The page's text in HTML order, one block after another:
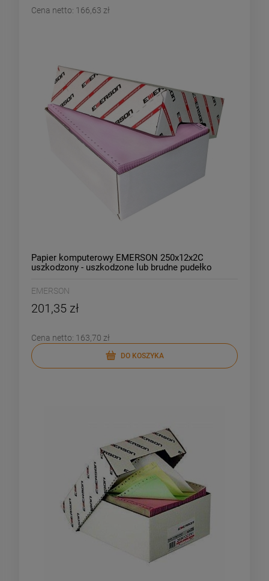
Cena netto: 166,63 zł
Papier komputerowy EMERSON 250x12x2C
uszkodzony - uszkodzone lub brudne pudełko
EMERSON
201,35 zł
Cena netto: 163,70 zł
DO KOSZYKA